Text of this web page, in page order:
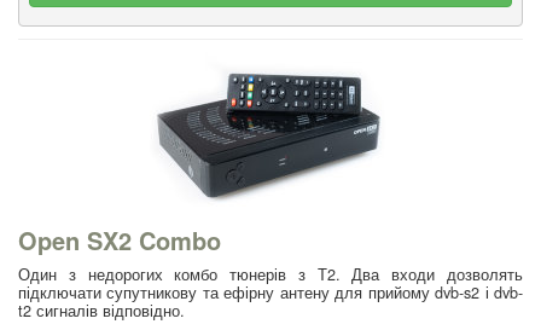
Open SX2 Combo
Один з недорогих комбо тюнерів з Т2. Два входи дозволять
підключати супутникову та ефірну антену для прийому dvb-s2 і dvb-
t2 сигналів відповідно.